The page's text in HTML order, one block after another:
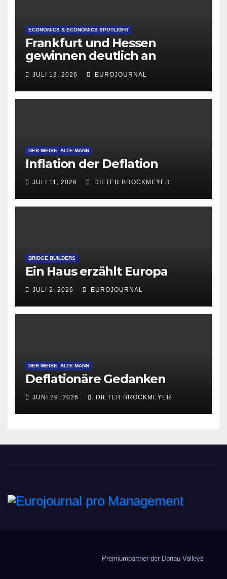
ECONOMICS & ECONOMICS SPOTLIGHT
Frankfurt und Hessen
gewinnen deutlich an
Attraktivität für Startup-
Gründungen
JULI 13, 2026 EUROJOURNAL
DER WEISE, ALTE MANN
Inflation der Deflation
JULI 11, 2026 DIETER BROCKMEYER
BRIDGE BUILDERS
Ein Haus erzählt Europa
JULI 2, 2026 EUROJOURNAL
DER WEISE, ALTE MANN
Deflationäre Gedanken
JUNI 29, 2026 DIETER BROCKMEYER
Premiumpartner der Donau Volleys